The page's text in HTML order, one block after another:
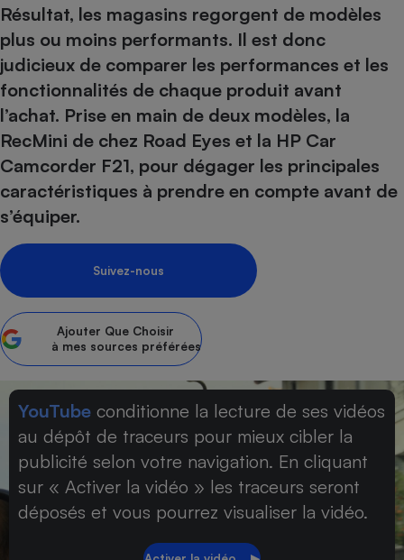
Résultat, les magasins regorgent de modèles
plus ou moins performants. Il est donc
judicieux de comparer les performances et les
fonctionnalités de chaque produit avant
l’achat. Prise en main de deux modèles, la
RecMini de chez Road Eyes et la HP Car
Camcorder F21, pour dégager les principales
caractéristiques à prendre en compte avant de
s’équiper.
Suivez-nous
Ajouter Que Choisir
à mes sources préférées
YouTube conditionne la lecture de ses vidéos
au dépôt de traceurs pour mieux cibler la
publicité selon votre navigation. En cliquant
sur « Activer la vidéo » les traceurs seront
déposés et vous pourrez visualiser la vidéo.
Sécurité - Hygiène
Supermarché - Drive
Complément
alimentaire
Assurance
Banque - Crédit
Epargne - Fiscalité
Assurance emprunteur
Circulation routière
Contrôle technique -
Pièce détachée
Moto
Supermarché - Drive
Comparatif
Comparatif plaque à
Comparatif hotte
Comparatif climatiseur
Comparatif aspirateur
Comparatif cafetière
Gros électroménager
Petit électroménager -
Électricité - Gaz
Comparatif casque audio
Comparatif barre de son
Comparatif imprimante
Comparatif ordinateur
Comparatif tablette
Téléphonie
Crédit immobilier
Comparatif tondeuse
Comparatif poêle à
Comparatif radiateur
Bricolage - Jardinage
Chauffage
Hygiène - Beauté
Système de santé -
Maison de retraite
Choisir son fioul
Choisir son pellet
Comparateur assurance emprunteur
Energie Moins Chère Ensemble
Tous les comparateurs
Toutes les cartes interactives
Speedtest - Testez le débit de votre
connexion Internet